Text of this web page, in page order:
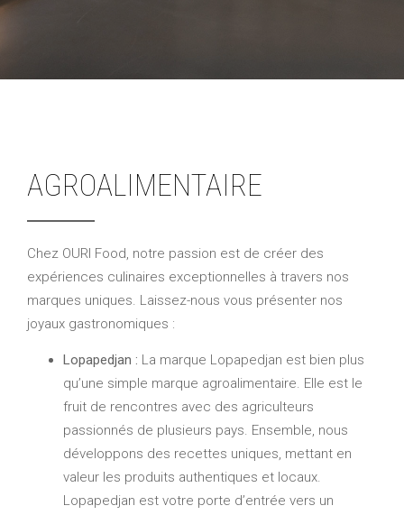
AGROALIMENTAIRE
Chez OURI Food, notre passion est de créer des
expériences culinaires exceptionnelles à travers nos
marques uniques. Laissez-nous vous présenter nos
joyaux gastronomiques :
Lopapedjan : La marque Lopapedjan est bien plus
qu’une simple marque agroalimentaire. Elle est le
fruit de rencontres avec des agriculteurs
passionnés de plusieurs pays. Ensemble, nous
développons des recettes uniques, mettant en
valeur les produits authentiques et locaux.
Lopapedjan est votre porte d’entrée vers un